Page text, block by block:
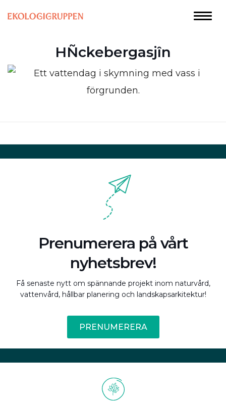
HÑckebergasjîn
Prenumerera på vårt
nyhetsbrev!
Få senaste nytt om spännande projekt inom naturvård,
vattenvård, hållbar planering och landskapsarkitektur!
PRENUMERERA